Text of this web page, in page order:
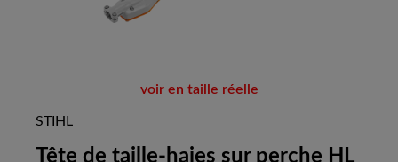
voir en taille réelle
STIHL
Tête de taille-haies sur perche HL